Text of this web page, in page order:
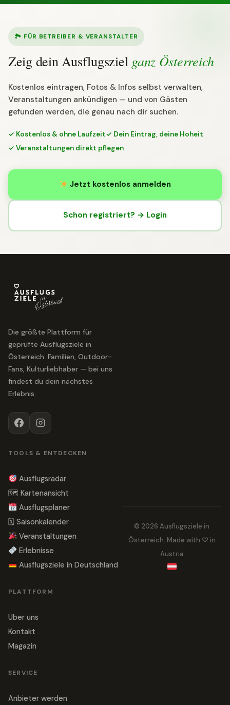
🏞 FÜR BETREIBER & VERANSTALTER
Zeig dein Ausflugsziel ganz Österreich
Kostenlos eintragen, Fotos & Infos selbst verwalten,
Veranstaltungen ankündigen — und von Gästen
gefunden werden, die genau nach dir suchen.
✓ Kostenlos & ohne Laufzeit✓ Dein Eintrag, deine Hoheit
✓ Veranstaltungen direkt pflegen
Jetzt kostenlos anmelden
Schon registriert? → Login
Die größte Plattform für
geprüfte Ausflugsziele in
Österreich. Familien, Outdoor-
Fans, Kulturliebhaber — bei uns
findest du dein nächstes
Erlebnis.
TOOLS & ENTDECKEN
Ausflugsradar
🗺 Kartenansicht
Ausflugsplaner
🗓 Saisonkalender
Veranstaltungen
Erlebnisse
Ausflugsziele in Deutschland
PLATTFORM
Über uns
Kontakt
Magazin
SERVICE
Anbieter werden
© 2026 Ausflugsziele in
Österreich. Made with ♡ in
Austria